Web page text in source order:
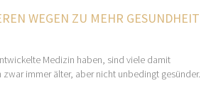
WEGEN ZU MEHR GESUNDHEIT
Medizin haben, sind viele damit
immer älter, aber nicht unbedingt gesünder.